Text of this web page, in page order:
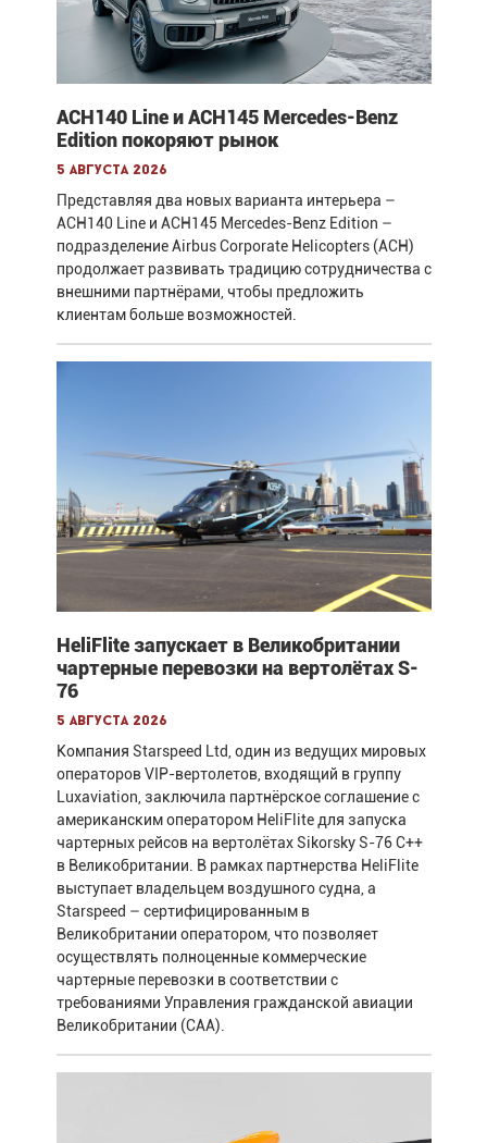
ACH140 Line и ACH145 Mercedes-Benz
Edition покоряют рынок
5 августа 2026
Представляя два новых варианта интерьера –
ACH140 Line и ACH145 Mercedes-Benz Edition –
подразделение Airbus Corporate Helicopters (ACH)
продолжает развивать традицию сотрудничества с
внешними партнёрами, чтобы предложить
клиентам больше возможностей.
HeliFlite запускает в Великобритании
чартерные перевозки на вертолётах S-
76
5 августа 2026
Компания Starspeed Ltd, один из ведущих мировых
операторов VIP-вертолетов, входящий в группу
Luxaviation, заключила партнёрское соглашение с
американским оператором HeliFlite для запуска
чартерных рейсов на вертолётах Sikorsky S-76 C++
в Великобритании. В рамках партнерства HeliFlite
выступает владельцем воздушного судна, а
Starspeed – сертифицированным в
Великобритании оператором, что позволяет
осуществлять полноценные коммерческие
чартерные перевозки в соответствии с
требованиями Управления гражданской авиации
Великобритании (CAA).